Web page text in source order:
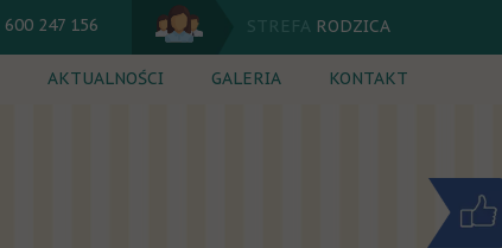
STREFA RODZICA
AKTUALNOŚCI GALERIA KONTAKT
600 247 156